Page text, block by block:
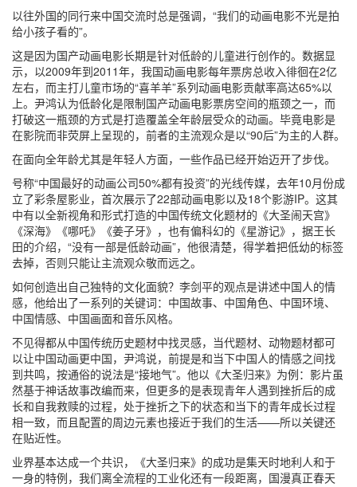
以往外国的同行来中国交流时总是强调，“我们的动画电影不光是拍
给小孩子看的”。
这是因为国产动画电影长期是针对低龄的儿童进行创作的。数据显
示，以2009年到2011年，我国动画电影每年票房总收入徘徊在2亿
左右，而主打儿童市场的“喜羊羊”系列动画电影贡献率高达65%以
上。尹鸿认为低龄化是限制国产动画电影票房空间的瓶颈之一，而
打破这一瓶颈的方式是打造覆盖全年龄层受众的动画。毕竟电影是
在影院而非荧屏上呈现的，前者的主流观众是以“90后”为主的人群。
在面向全年龄尤其是年轻人方面，一些作品已经开始迈开了步伐。
号称“中国最好的动画公司50%都有投资”的光线传媒，去年10月份成
立了彩条屋影业，首次展示了22部动画电影以及18个影游IP。这其
中有以全新视角和形式打造的中国传统文化题材的《大圣闹天宫》
《深海》《哪吒》《姜子牙》，也有偏科幻的《星游记》，据王长
田的介绍，“没有一部是低龄动画”，他很清楚，得学着把低幼的标签
去掉，否则只能让主流观众敬而远之。
如何创造出自己独特的文化面貌？李剑平的观点是讲述中国人的情
感，他给出了一系列的关键词：中国故事、中国角色、中国环境、
中国情感、中国画面和音乐风格。
不见得都从中国传统历史题材中找灵感，当代题材、动物题材都可
以让中国动画更中国，尹鸿说，前提是和当下中国人的情感之间找
到共鸣，按通俗的说法是“接地气”。他以《大圣归来》为例：影片虽
然基于神话故事改编而来，但更多的是表现青年人遇到挫折后的成
长和自我救赎的过程，处于挫折之下的状态和当下的青年成长过程
相一致，而且配置的周边元素也接近于我们的生活——所以关键还
在贴近性。
业界基本达成一个共识，《大圣归来》的成功是集天时地利人和于
一身的特例，我们离全流程的工业化还有一段距离，国漫真正春天